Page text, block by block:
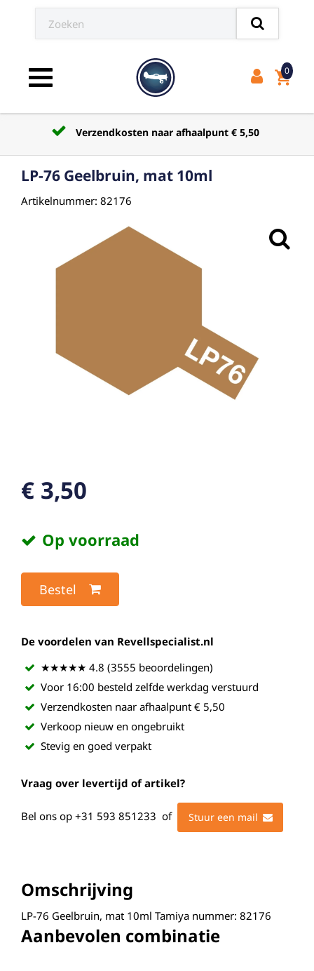
Toggle navigation shopping_cart
0
Verzendkosten naar afhaalpunt € 5,50
LP-76 Geelbruin, mat 10ml
Artikelnummer: 82176
€ 3,50
Op voorraad
Bestel
De voordelen van Revellspecialist.nl
★★★★★ 4.8 (3555 beoordelingen)
Voor 16:00 besteld zelfde werkdag verstuurd
Verzendkosten naar afhaalpunt € 5,50
Verkoop nieuw en ongebruikt
Stevig en goed verpakt
Vraag over levertijd of artikel?
Bel ons op +31 593 851233 of Stuur een mail
Omschrijving
LP-76 Geelbruin, mat 10ml Tamiya nummer: 82176
Aanbevolen combinatie